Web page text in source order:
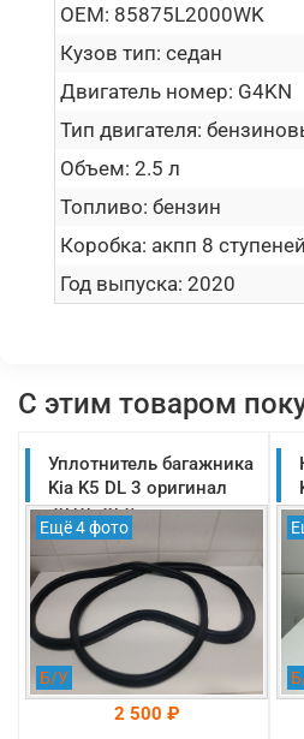
OEM: 85875L2000WK
Кузов тип: седан
Двигатель номер: G4KN
Тип двигателя:
Объем: 2.5 л
Топливо: бензин
Коробка: акпп 8 ступеней
Год выпуска: 2020
С этим товаром
Уплотнитель багажника
Kia K5 DL 3 оригинал
2019-2025
(81061L2000)
Ещё 4 фото
Б/У
2 500 ₽